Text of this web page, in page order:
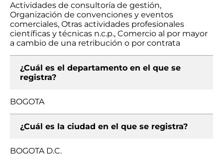
Actividades de consultoría de gestión,
Organización de convenciones y eventos
comerciales, Otras actividades profesionales
científicas y técnicas n.c.p., Comercio al por mayor
a cambio de una retribución o por contrata
¿Cuál es el departamento en el que se
registra?
BOGOTA
¿Cuál es la ciudad en el que se registra?
BOGOTA D.C.